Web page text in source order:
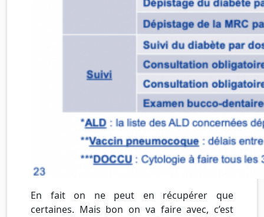
En fait on ne peut en récupérer que
certaines. Mais bon on va faire avec, c’est